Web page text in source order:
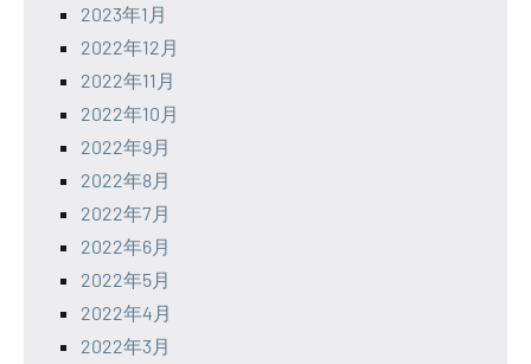
2023年1月
2022年12月
2022年11月
2022年10月
2022年9月
2022年8月
2022年7月
2022年6月
2022年5月
2022年4月
2022年3月